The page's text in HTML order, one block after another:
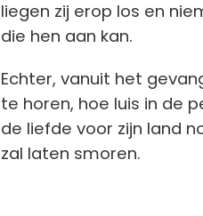
liegen zij erop los en
die hen aan kan.
Echter, vanuit het
te horen, hoe luis in de
de liefde voor zijn land
zal laten smoren.